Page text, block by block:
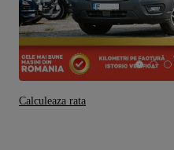
Calculeaza rata